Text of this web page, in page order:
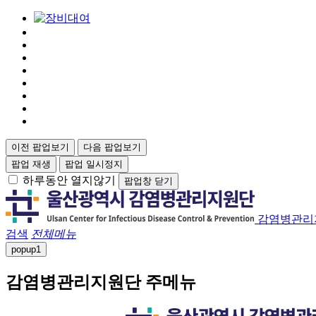
이전 팝업보기
다음 팝업보기
팝업 재생
팝업 일시정지
하루동안 열지않기 팝업창 닫기
감염병관
검색 전체메뉴
popup1
감염병관리지원단 주메뉴